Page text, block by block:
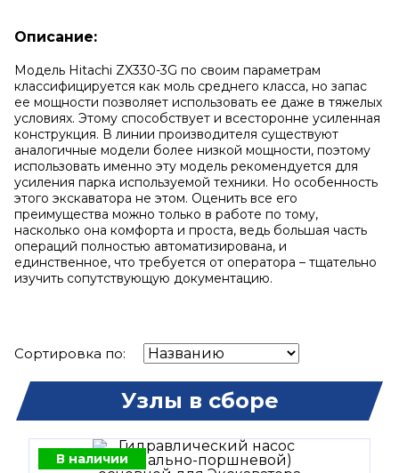
Описание:
Модель Hitachi ZX330-3G по своим параметрам
классифицируется как моль среднего класса, но запас
ее мощности позволяет использовать ее даже в тяжелых
условиях. Этому способствует и всесторонне усиленная
конструкция. В линии производителя существуют
аналогичные модели более низкой мощности, поэтому
использовать именно эту модель рекомендуется для
усиления парка используемой техники. Но особенность
этого экскаватора не этом. Оценить все его
преимущества можно только в работе по тому,
насколько она комфорта и проста, ведь большая часть
операций полностью автоматизирована, и
единственное, что требуется от оператора – тщательно
изучить сопутствующую документацию.
Сортировка по:
Узлы в сборе
В наличии